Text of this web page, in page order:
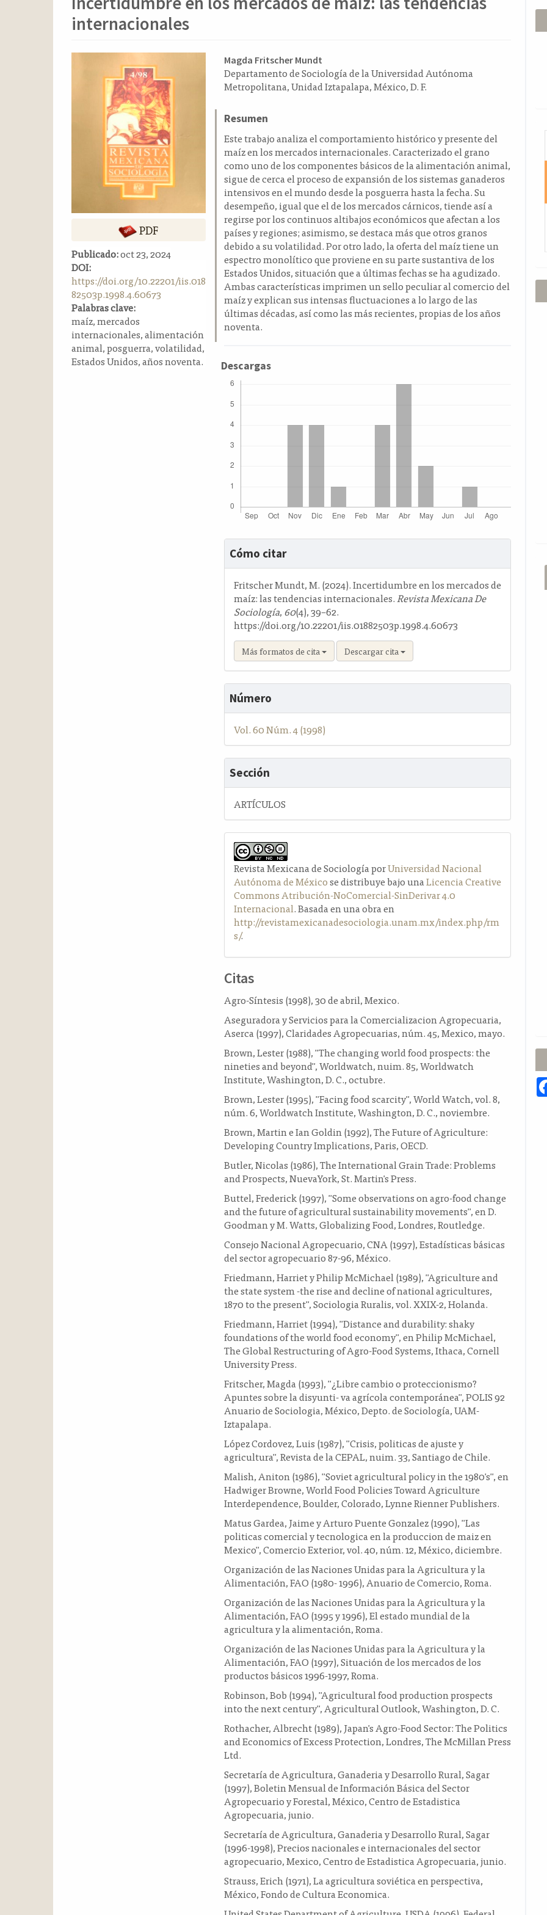
internacionales
lateral
artículo
PDF
Publicado:oct 23, 2024
DOI:
https://doi.org/10.22201/iis.018
82503p.1998.4.60673
Palabras clave:
maíz, mercados
internacionales, alimentación
animal, posguerra, volatilidad,
Estados Unidos, años noventa.
Contenido
principal
del
artículo
Magda Fritscher Mundt
Departamento de Sociología de la Universidad Autónoma
Metropolitana, Unidad Iztapalapa, México, D. F.
Resumen
Este trabajo analiza el comportamiento histórico y presente del
maíz en los mercados internacionales. Caracterizado el grano
como uno de los componentes básicos de la alimentación animal,
sigue de cerca el proceso de expansión de los sistemas ganaderos
intensivos en el mundo desde la posguerra hasta la fecha. Su
desempeño, igual que el de los mercados cárnicos, tiende así a
regirse por los continuos altibajos económicos que afectan a los
países y regiones; asimismo, se destaca más que otros granos
debido a su volatilidad. Por otro lado, la oferta del maíz tiene un
espectro monolítico que proviene en su parte sustantiva de los
Estados Unidos, situación que a últimas fechas se ha agudizado.
Ambas características imprimen un sello peculiar al comercio del
maíz y explican sus intensas fluctuaciones a lo largo de las
últimas décadas, así como las más recientes, propias de los años
noventa.
Descargas
Detalles
del
artículo
Cómo citar
Fritscher Mundt, M. (2024). Incertidumbre en los mercados de
maíz: las tendencias internacionales.Revista Mexicana De
Sociología, 60(4), 39–62.
https://doi.org/10.22201/iis.01882503p.1998.4.60673
Más formatos de cita Descargar cita
Número
Vol. 60 Núm. 4 (1998)
Sección
ARTÍCULOS
Revista Mexicana de Sociología porUniversidad Nacional
Autónoma de Méxicose distribuye bajo unaLicencia Creative
Commons Atribución-NoComercial-SinDerivar 4.0
Internacional. Basada en una obra en
http://revistamexicanadesociologia.unam.mx/index.php/rm
s/.
Citas
Agro-Síntesis (1998), 30 de abril, Mexico.
Aseguradora y Servicios para la Comercializacion Agropecuaria,
Aserca (1997), Claridades Agropecuarias, núm. 45, Mexico, mayo.
Brown, Lester (1988), "The changing world food prospects: the
nineties and beyond", Worldwatch, nuim. 85, Worldwatch
Institute, Washington, D. C., octubre.
Brown, Lester (1995), "Facing food scarcity", World Watch, vol. 8,
núm. 6, Worldwatch Institute, Washington, D. C., noviembre.
Brown, Martin e Ian Goldin (1992), The Future of Agriculture:
Developing Country Implications, Paris, OECD.
Butler, Nicolas (1986), The International Grain Trade: Problems
and Prospects, NuevaYork, St. Martin's Press.
Buttel, Frederick (1997), "Some observations on agro-food change
and the future of agricultural sustainability movements", en D.
Goodman y M. Watts, Globalizing Food, Londres, Routledge.
Consejo Nacional Agropecuario, CNA (1997), Estadísticas básicas
del sector agropecuario 87-96, México.
Friedmann, Harriet y Philip McMichael (1989), "Agriculture and
the state system -the rise and decline of national agricultures,
1870 to the present", Sociologia Ruralis, vol. XXIX-2, Holanda.
Friedmann, Harriet (1994), "Distance and durability: shaky
foundations of the world food economy", en Philip McMichael,
The Global Restructuring of Agro-Food Systems, Ithaca, Cornell
University Press.
Fritscher, Magda (1993), "¿Libre cambio o proteccionismo?
Apuntes sobre la disyunti- va agrícola contemporánea", POLIS 92
Anuario de Sociologia, México, Depto. de Sociología, UAM-
Iztapalapa.
López Cordovez, Luis (1987), "Crisis, politicas de ajuste y
agricultura", Revista de la CEPAL, nuim. 33, Santiago de Chile.
Malish, Aniton (1986), "Soviet agricultural policy in the 1980's", en
Hadwiger Browne, World Food Policies Toward Agriculture
Interdependence, Boulder, Colorado, Lynne Rienner Publishers.
Matus Gardea, Jaime y Arturo Puente Gonzalez (1990), "Las
politicas comercial y tecnologica en la produccion de maiz en
Mexico", Comercio Exterior, vol. 40, núm. 12, México, diciembre.
Organización de las Naciones Unidas para la Agricultura y la
Alimentación, FAO (1980- 1996), Anuario de Comercio, Roma.
Organización de las Naciones Unidas para la Agricultura y la
Alimentación, FAO (1995 y 1996), El estado mundial de la
agricultura y la alimentación, Roma.
Organización de las Naciones Unidas para la Agricultura y la
Alimentación, FAO (1997), Situación de los mercados de los
productos básicos 1996-1997, Roma.
Robinson, Bob (1994), "Agricultural food production prospects
into the next century", Agricultural Outlook, Washington, D. C.
Rothacher, Albrecht (1989), Japan's Agro-Food Sector: The Politics
and Economics of Excess Protection, Londres, The McMillan Press
Ltd.
Secretaría de Agricultura, Ganaderia y Desarrollo Rural, Sagar
(1997), Boletin Mensual de Información Básica del Sector
Agropecuario y Forestal, México, Centro de Estadistica
Agropecuaria, junio.
Secretaría de Agricultura, Ganaderia y Desarrollo Rural, Sagar
(1996-1998), Precios nacionales e internacionales del sector
agropecuario, Mexico, Centro de Estadistica Agropecuaria, junio.
Strauss, Erich (1971), La agricultura soviética en perspectiva,
México, Fondo de Cultura Economica.